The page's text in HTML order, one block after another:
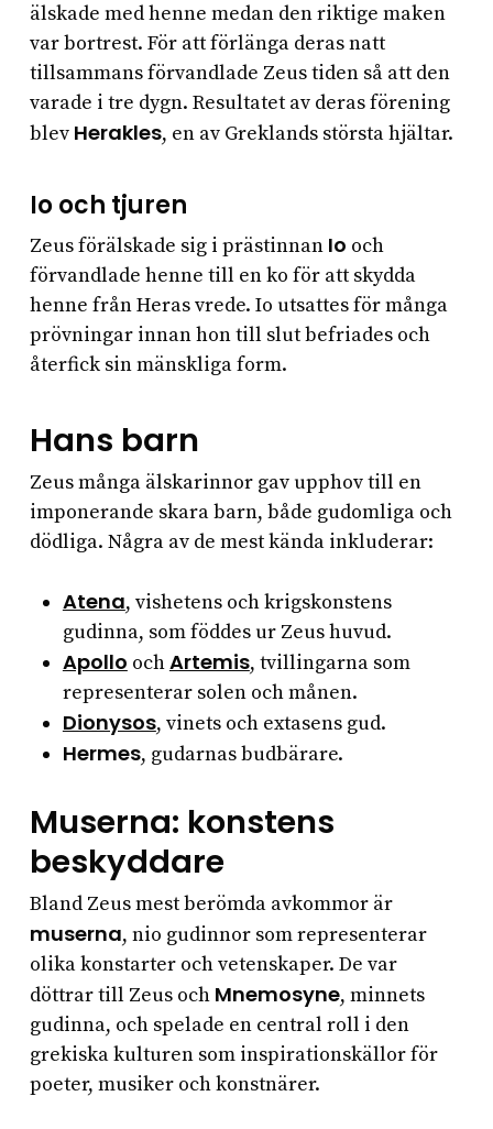
älskade med henne medan den riktige maken
var bortrest. För att förlänga deras natt
tillsammans förvandlade Zeus tiden så att den
varade i tre dygn. Resultatet av deras förening
blev Herakles, en av Greklands största hjältar.
Io och tjuren
Zeus förälskade sig i prästinnan Io och
förvandlade henne till en ko för att skydda
henne från Heras vrede. Io utsattes för många
prövningar innan hon till slut befriades och
återfick sin mänskliga form.
Hans barn
Zeus många älskarinnor gav upphov till en
imponerande skara barn, både gudomliga och
dödliga. Några av de mest kända inkluderar:
Atena, vishetens och krigskonstens
gudinna, som föddes ur Zeus huvud.
Apollo ochArtemis, tvillingarna som
representerar solen och månen.
Dionysos, vinets och extasens gud.
Hermes, gudarnas budbärare.
Muserna: konstens
beskyddare
Bland Zeus mest berömda avkommor är
muserna, nio gudinnor som representerar
olika konstarter och vetenskaper. De var
döttrar till Zeus och Mnemosyne, minnets
gudinna, och spelade en central roll i den
grekiska kulturen som inspirationskällor för
poeter, musiker och konstnärer.